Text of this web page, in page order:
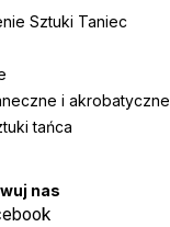
Sztuki Taniec
i akrobatyczne
tańca
nas